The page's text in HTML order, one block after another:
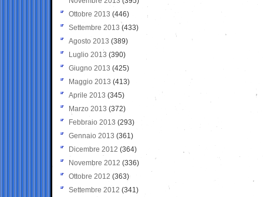
Ottobre 2013 (446)
Settembre 2013 (433)
Agosto 2013 (389)
Luglio 2013 (390)
Giugno 2013 (425)
Maggio 2013 (413)
Aprile 2013 (345)
Marzo 2013 (372)
Febbraio 2013 (293)
Gennaio 2013 (361)
Dicembre 2012 (364)
Novembre 2012 (336)
Ottobre 2012 (363)
Settembre 2012 (341)